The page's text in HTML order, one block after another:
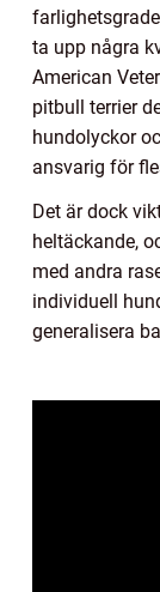
ta upp några
American
pitbull terrier
hundolyckor
ansvarig för
Det är dock
heltäckande,
med andra
individuell
generalisera